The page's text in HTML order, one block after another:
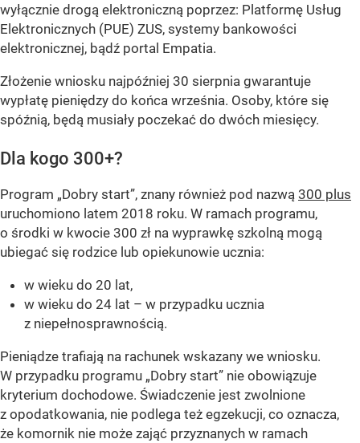
wyłącznie drogą elektroniczną poprzez: Platformę Usług
Elektronicznych (PUE) ZUS, systemy bankowości
elektronicznej, bądź portal Empatia.
Złożenie wniosku najpóźniej 30 sierpnia gwarantuje
wypłatę pieniędzy do końca września. Osoby, które się
spóźnią, będą musiały poczekać do dwóch miesięcy.
Dla kogo 300+?
Program „Dobry start”, znany również pod nazwą 300 plus
uruchomiono latem 2018 roku. W ramach programu,
o środki w kwocie 300 zł na wyprawkę szkolną mogą
ubiegać się rodzice lub opiekunowie ucznia:
w wieku do 20 lat,
w wieku do 24 lat – w przypadku ucznia
z niepełnosprawnością.
Pieniądze trafiają na rachunek wskazany we wniosku.
W przypadku programu „Dobry start” nie obowiązuje
kryterium dochodowe. Świadczenie jest zwolnione
z opodatkowania, nie podlega też egzekucji, co oznacza,
że komornik nie może zająć przyznanych w ramach